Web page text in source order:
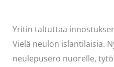
Yritin taltuttaa
Vielä neulon islantilaisia.
neulepusero nuorelle,